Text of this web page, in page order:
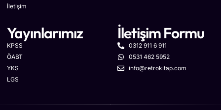
İletişim
Yayınlarımız
KPSS
ÖABT
YKS
LGS
İletişim Formu
0312 911 6 911
0531 462 5952
info@retrokitap.com